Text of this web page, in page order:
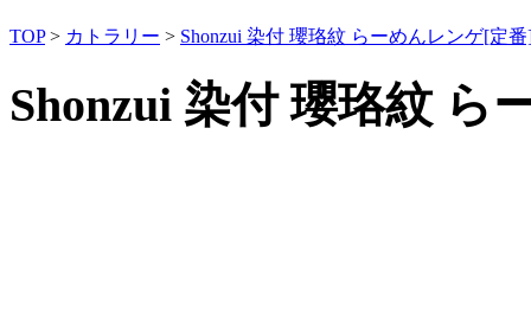
TOP> カトラリー > Shonzui 染付 瓔珞紋 らーめんレンゲ[定
Shonzui 染付 瓔珞紋 ら